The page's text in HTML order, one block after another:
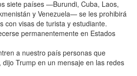
siete países —Burundi, Cuba, Laos,
y Venezuela— se les prohibirá
con visas de turista y estudiante.
permanentemente en Estados
a nuestro país personas que
dijo Trump en un mensaje en las redes